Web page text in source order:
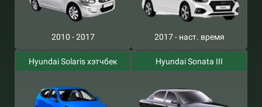
2010 - 2017 2017 - наст. время
Hyundai Solaris хэтчбек Hyundai Sonata III